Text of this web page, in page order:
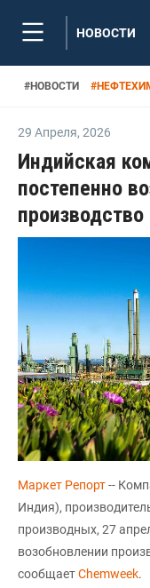
НОВОСТИ
#НОВОСТИ #
29 Апреля, 2026
Индийская
постепенно
Маркет Репорт--
Индия),
производных, 27
возобновлении
сообщаетChemweek.